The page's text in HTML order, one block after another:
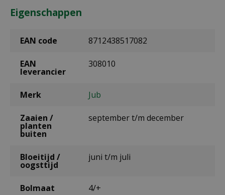
Eigenschappen
EAN code 8712438517082
EAN
leverancier
308010
Merk Jub
Zaaien /
planten
buiten
september t/m december
Bloeitijd /
oogsttijd
juni t/m juli
Bolmaat 4/+